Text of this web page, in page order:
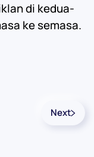
di kedua-
ke semasa.
Next